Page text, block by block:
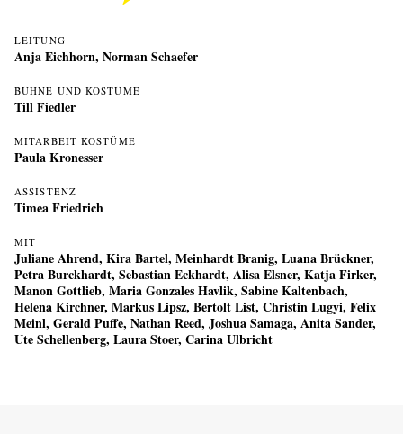
LEITUNG
Anja Eichhorn, Norman Schaefer
BÜHNE UND KOSTÜME
Till Fiedler
MITARBEIT KOSTÜME
Paula Kronesser
ASSISTENZ
Timea Friedrich
MIT
Juliane Ahrend, Kira Bartel, Meinhardt Branig, Luana Brückner,
Petra Burckhardt, Sebastian Eckhardt, Alisa Elsner, Katja Firker,
Manon Gottlieb, Maria Gonzales Havlik, Sabine Kaltenbach,
Helena Kirchner, Markus Lipsz, Bertolt List, Christin Lugyi, Felix
Meinl, Gerald Puffe, Nathan Reed, Joshua Samaga, Anita Sander,
Ute Schellenberg, Laura Stoer, Carina Ulbricht